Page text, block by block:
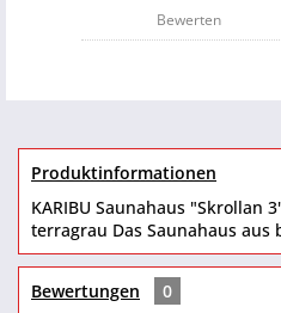
Bewerten
Produktinformationen
KARIBU Saunahaus "Skrollan
terragrau Das Saunahaus aus
Bewertungen
0